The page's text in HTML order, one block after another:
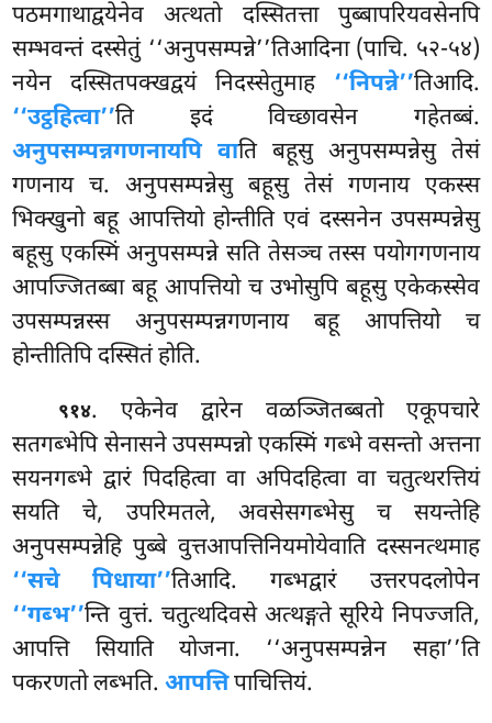
पठमगाथाद्वयेनेव अत्थतो दस्सितत्ता पुब्बापरियवसेनपि
सम्भवन्तं दस्सेतुं ‘‘अनुपसम्पन्ने’’तिआदिना (पाचि. ५२-५४)
नयेन दस्सितपक्खद्वयं निदस्सेतुमाह ‘‘निपन्ने’’तिआदि.
‘‘उट्ठहित्वा’’ति इदं विच्छावसेन गहेतब्बं.
अनुपसम्पन्नगणनायपि वाति बहूसु अनुपसम्पन्नेसु तेसं
गणनाय च. अनुपसम्पन्नेसु बहूसु तेसं गणनाय एकस्स
भिक्खुनो बहू आपत्तियो होन्तीति एवं दस्सनेन उपसम्पन्नेसु
बहूसु एकस्मिं अनुपसम्पन्ने सति तेसञ्च तस्स पयोगगणनाय
आपज्जितब्बा बहू आपत्तियो च उभोसुपि बहूसु एकेकस्सेव
उपसम्पन्नस्स अनुपसम्पन्नगणनाय बहू आपत्तियो च
होन्तीतिपि दस्सितं होति.
९१४. एकेनेव द्वारेन वळञ्जितब्बतो एकूपचारे
सतगब्भेपि सेनासने उपसम्पन्नो एकस्मिं गब्भे वसन्तो अत्तना
सयनगब्भे द्वारं पिदहित्वा वा अपिदहित्वा वा चतुत्थरत्तियं
सयति चे, उपरिमतले, अवसेसगब्भेसु च सयन्तेहि
अनुपसम्पन्नेहि पुब्बे वुत्तआपत्तिनियमोयेवाति दस्सनत्थमाह
‘‘सचे पिधाया’’तिआदि. गब्भद्वारं उत्तरपदलोपेन
‘‘गब्भ’’न्ति वुत्तं. चतुत्थदिवसे अत्थङ्गते सूरिये निपज्जति,
आपत्ति सियाति योजना. ‘‘अनुपसम्पन्नेन सहा’’ति
पकरणतो लब्भति.आपत्तिपाचित्तियं.